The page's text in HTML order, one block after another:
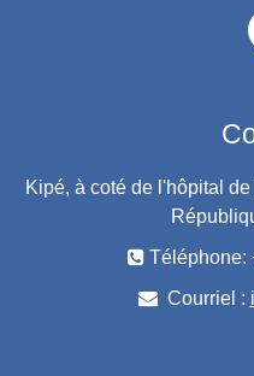
Kipé, à coté de l'hôpital
Téléphone:
Courriel :